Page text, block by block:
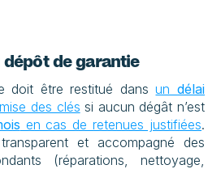
de garantie
doit être restitué dans un délai
des clés si aucun dégât n’est
en cas de retenues justifiées.
et accompagné des
(réparations, nettoyage,